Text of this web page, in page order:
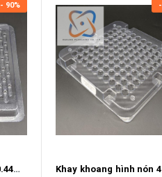
- 90%
Khay vận chuyển ESD 0.44mm X 0.1mm